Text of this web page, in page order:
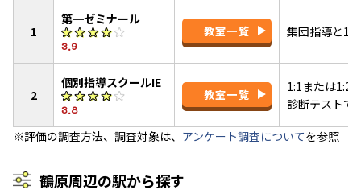
1
第一ゼミナール
3.9
教室一覧 集団指導と
2
個別指導スクールIE
3.8
教室一覧
1:1または1:2
診断テストで
※評価の調査方法、調査対象は、 アンケート調査についてを参照
鶴原周辺の駅から探す